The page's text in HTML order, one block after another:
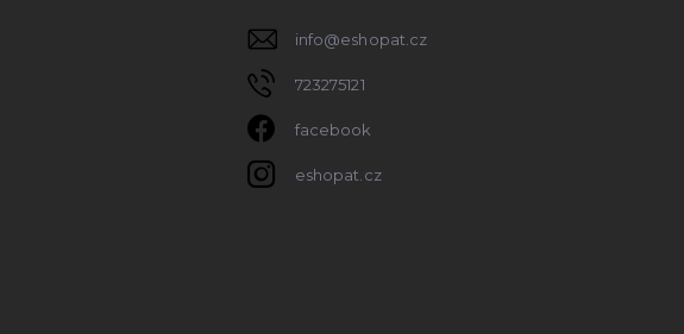
info@eshopat.cz
723275121
facebook
eshopat.cz